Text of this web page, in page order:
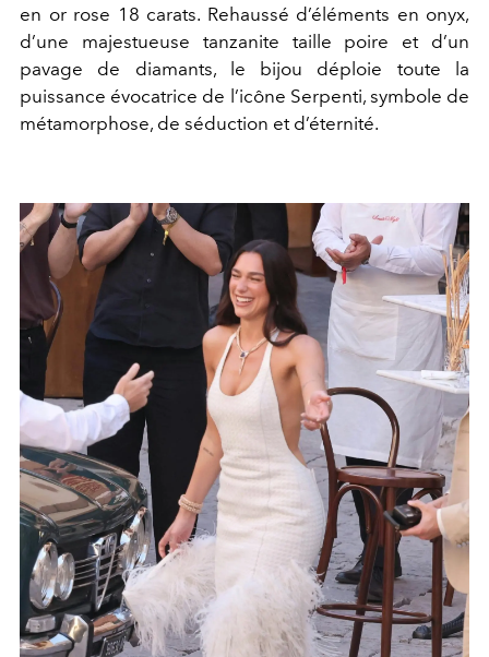
en or rose 18 carats. Rehaussé d’éléments en onyx,
d’une majestueuse tanzanite taille poire et d’un
pavage de diamants, le bijou déploie toute la
puissance évocatrice de l’icône Serpenti, symbole de
métamorphose, de séduction et d’éternité.